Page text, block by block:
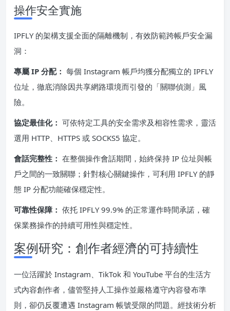
操作安全實施
IPFLY 的架構支援全面的隔離機制，有效防範跨帳戶安全漏
洞：
專屬 IP 分配： 每個 Instagram 帳戶均獲分配獨立的 IPFLY
位址，徹底消除因共享網路環境而引發的「關聯偵測」風
險。
協定最佳化： 可依特定工具的安全需求及相容性需求，靈活
選用 HTTP、HTTPS 或 SOCKS5 協定。
會話完整性： 在整個操作會話期間，始終保持 IP 位址與帳
戶之間的一致關聯；針對核心關鍵操作，可利用 IPFLY 的靜
態 IP 分配功能確保穩定性。
可靠性保障： 依托 IPFLY 99.9% 的正常運作時間承諾，確
保業務操作的持續可用性與穩定性。
案例研究：創作者經濟的可持續性
一位活躍於 Instagram、TikTok 和 YouTube 平台的生活方
式內容創作者，儘管堅持人工操作並嚴格遵守內容發布準
則，卻仍反覆遭遇 Instagram 帳號受限的問題。經技術分析